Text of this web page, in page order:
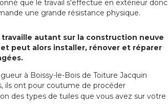
que le travail s'effectue en extérieur donc
une grande résistance physique.
autant sur la construction neuve
peut alors installer, rénover et réparer
à Boissy-le-Bois de Toiture Jacquin
ils ont pour coutume de procéder
des types de tuiles que vous avez sur votre